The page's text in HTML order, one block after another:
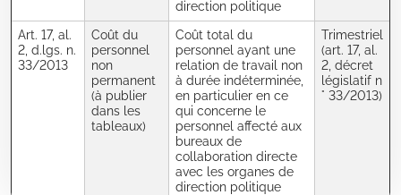
direction politique
Art. 17, al.
2, d.lgs. n.
33/2013
Coût du
personnel
non
permanent
(à publier
dans les
tableaux)
Coût total du
personnel ayant une
relation de travail non
à durée indéterminée,
en particulier en ce
qui concerne le
personnel affecté aux
bureaux de
collaboration directe
avec les organes de
direction politique
Trimestriel
(art. 17, al.
2, décret
législatif n
° 33/2013)